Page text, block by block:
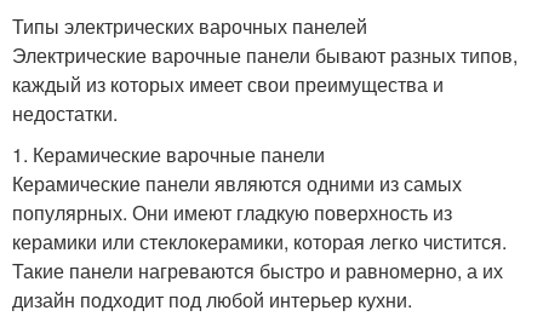
Типы электрических варочных панелей
Электрические варочные панели бывают разных типов,
каждый из которых имеет свои преимущества и
недостатки.
1. Керамические варочные панели
Керамические панели являются одними из самых
популярных. Они имеют гладкую поверхность из
керамики или стеклокерамики, которая легко чистится.
Такие панели нагреваются быстро и равномерно, а их
дизайн подходит под любой интерьер кухни.